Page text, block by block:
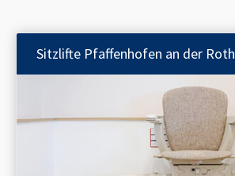
Sitzlifte Pfaffenhofen an der Roth